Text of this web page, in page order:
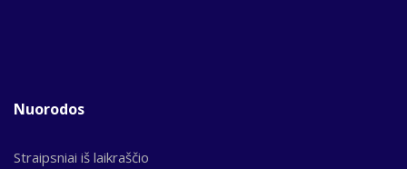
Nuorodos
Straipsniai iš laikraščio